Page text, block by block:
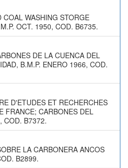
WASHING STORGE
OCT. 1950, COD. B6735.
DE LA CUENCA DEL
B.M.P. ENERO 1966, COD.
D'ETUDES ET RECHERCHES
FRANCE; CARBONES DEL
COD. B7372.
LA CARBONERA ANCOS
B2899.